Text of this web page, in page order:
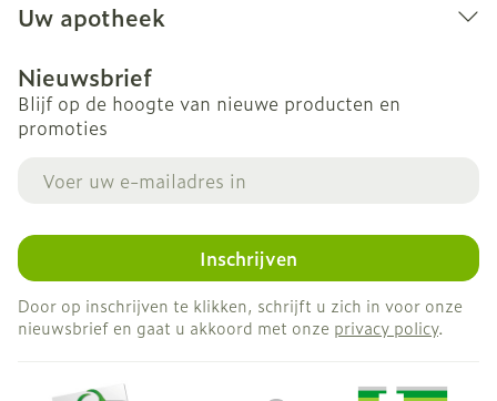
Uw apotheek
Nieuwsbrief
Blijf op de hoogte van nieuwe producten en
promoties
Inschrijven
Door op inschrijven te klikken, schrijft u zich in voor onze
nieuwsbrief en gaat u akkoord met onze privacy policy.